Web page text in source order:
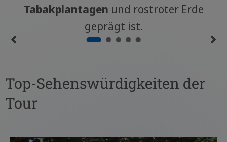
Tabakplantagen und rostroter Erde
geprägt ist.
Top-Sehenswürdigkeiten der
Tour